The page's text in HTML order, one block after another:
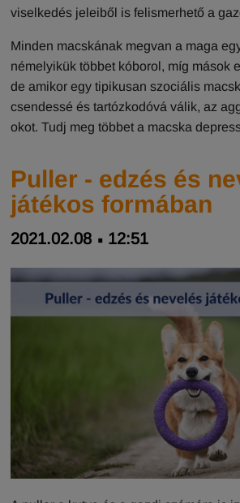
viselkedés jeleiből is felismerhető a
Minden macskának megvan a maga
némelyikük többet kóborol, míg mások
de amikor egy tipikusan szociális
csendessé és tartózkodóvá válik, az
okot. Tudj meg többet a macska
Puller - edzés és
játékos formában
2021.02.08 12:51